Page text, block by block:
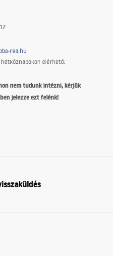
rea.hu
elérhető:
nem tudunk intézni, kérjük
jelezze ezt felénk!